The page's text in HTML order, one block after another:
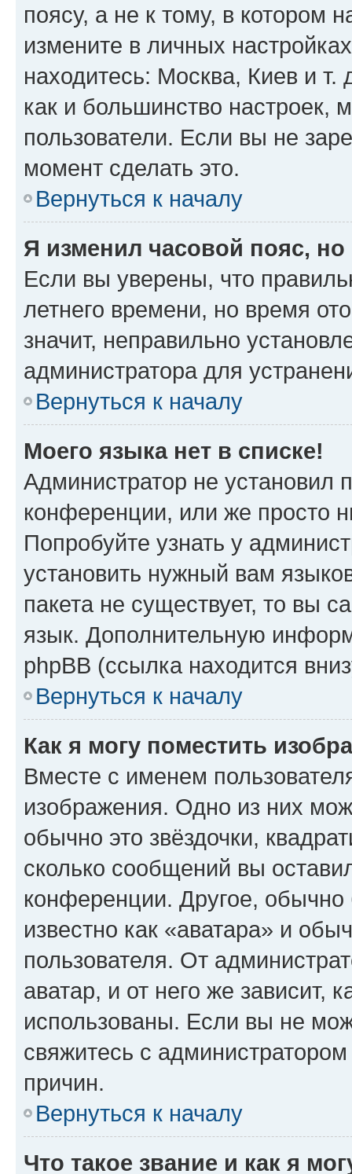
поясу, а не к тому, в котором
измените в личных
находитесь: Москва, Киев и т.
как и большинство настроек,
пользователи. Если вы не
момент сделать это.
Вернуться к началу
Я изменил часовой пояс,
Если вы уверены, что
летнего времени, но время
значит, неправильно
администратора для
Вернуться к началу
Моего языка нет в списке!
Администратор не установил
конференции, или же просто
Попробуйте узнать у
установить нужный вам
пакета не существует, то вы
язык. Дополнительную
phpBB (ссылка находится
Вернуться к началу
Как я могу поместить
Вместе с именем
изображения. Одно из них
обычно это звёздочки,
сколько сообщений вы
конференции. Другое,
известно как «аватара» и
пользователя. От
аватар, и от него же зависит,
использованы. Если вы не
свяжитесь с
причин.
Вернуться к началу
Что такое звание и как я